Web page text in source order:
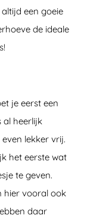
een goeie
de ideale
je eerst een
al heerlijk
lekker vrij.
het eerste wat
te geven.
hier vooral ook
daar